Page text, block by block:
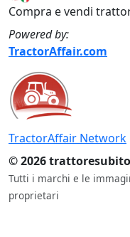
Compra e vendi
Powered by:
TractorAffair.com
TractorAffair Network
© 2026
Tutti i marchi e le
proprietari